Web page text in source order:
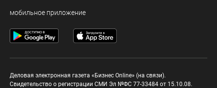
мобильное приложение
Деловая электронная газета «Бизнес Online» (на связи).
Свидетельство о регистрации СМИ Эл №ФС 77-33484 от 15.10.08.